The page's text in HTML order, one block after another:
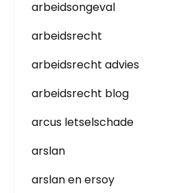
arbeidsongeval
arbeidsrecht
arbeidsrecht advies
arbeidsrecht blog
arcus letselschade
arslan
arslan en ersoy